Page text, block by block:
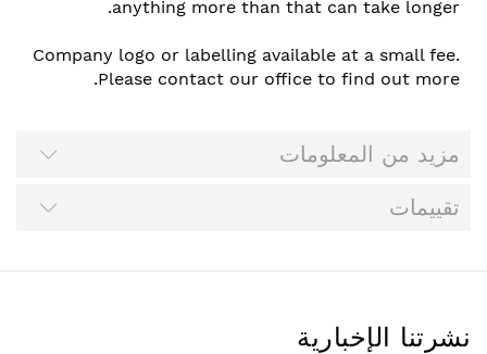
anything more than that can take longer.
Company logo or labelling available at a small fee.
Please contact our office to find out more.
مزيد من المعلومات
تقييمات
نشرتنا الإخبارية